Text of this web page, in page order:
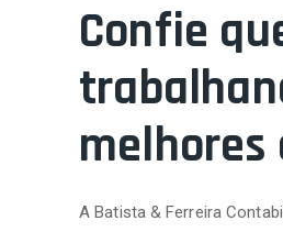
Confie
melhores
A Batista & Ferreira